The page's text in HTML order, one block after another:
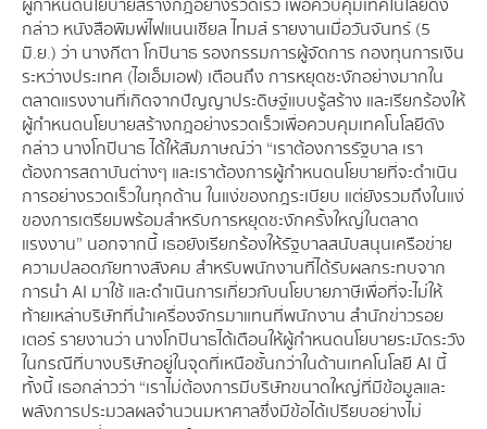
กล่าว หนังสือพิมพ์ไฟแนนเชียล ไทมส์ รายงานเมื่อวันจันทร์ (5
มิ.ย.) ว่า นางกีตา โกปินาธ รองกรรมการผู้จัดการ กองทุนการเงิน
ระหว่างประเทศ (ไอเอ็มเอฟ) เตือนถึง การหยุดชะงักอย่างมากใน
ตลาดแรงงานที่เกิดจากปัญญาประดิษฐ์แบบรู้สร้าง และเรียกร้องให้
ผู้กำหนดนโยบายสร้างกฎอย่างรวดเร็วเพื่อควบคุมเทคโนโลยีดัง
กล่าว นางโกปินาธ ได้ให้สัมภาษณ์ว่า “เราต้องการรัฐบาล เรา
ต้องการสถาบันต่างๆ และเราต้องการผู้กำหนดนโยบายที่จะดำเนิน
การอย่างรวดเร็วในทุกด้าน ในแง่ของกฎระเบียบ แต่ยังรวมถึงในแง่
ของการเตรียมพร้อมสำหรับการหยุดชะงักครั้งใหญ่ในตลาด
แรงงาน” นอกจากนี้ เธอยังเรียกร้องให้รัฐบาลสนับสนุนเครือข่าย
ความปลอดภัยทางสังคม สำหรับพนักงานที่ได้รับผลกระทบจาก
การนำ AI มาใช้ และดำเนินการเกี่ยวกับนโยบายภาษีเพื่อที่จะไม่ให้
ท้ายเหล่าบริษัทที่นำเครื่องจักรมาแทนที่พนักงาน สำนักข่าวรอย
เตอร์ รายงานว่า นางโกปินาธได้เตือนให้ผู้กำหนดนโยบายระมัดระวัง
ในกรณีที่บางบริษัทอยู่ในจุดที่เหนือชั้นกว่าในด้านเทคโนโลยี AI นี้
ทั้งนี้ เธอกล่าวว่า “เราไม่ต้องการมีบริษัทขนาดใหญ่ที่มีข้อมูลและ
พลังการประมวลผลจำนวนมหาศาลซึ่งมีข้อได้เปรียบอย่างไม่